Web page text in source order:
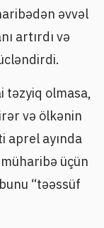
əvvəl
artırdı və
təzyiq olmasa,
və ölkənin
aprel ayında
üçün
“təəssüf